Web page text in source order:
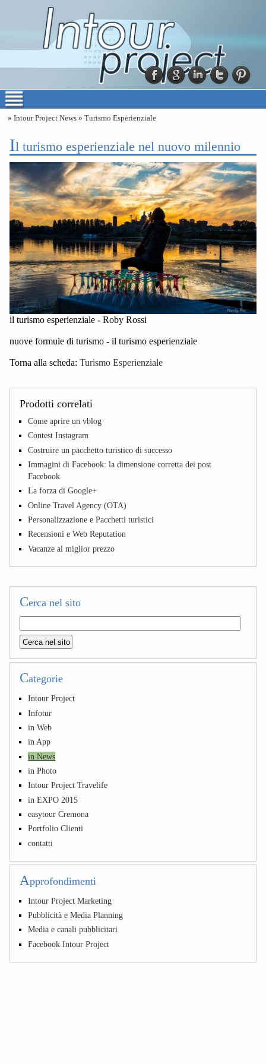
» Intour Project News » Turismo Esperienziale
il turismo esperienziale nel nuovo milennio
il turismo esperienziale - Roby Rossi
nuove formule di turismo - il turismo esperienziale
Torna alla scheda: Turismo Esperienziale
Prodotti correlati
Come aprire un vblog
Contest Instagram
Costruire un pacchetto turistico di successo
Immagini di Facebook: la dimensione corretta dei post
Facebook
La forza di Google+
Online Travel Agency (OTA)
Personalizzazione e Pacchetti turistici
Recensioni e Web Reputation
Vacanze al miglior prezzo
Cerca nel sito
Categorie
Intour Project
Infotur
in Web
in App
in News
in Photo
Intour Project Travelife
in EXPO 2015
easytour Cremona
Portfolio Clienti
contatti
Approfondimenti
Intour Project Marketing
Pubblicità e Media Planning
Media e canali pubblicitari
Facebook Intour Project